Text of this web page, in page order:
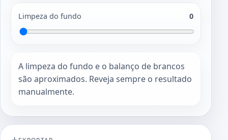
Limpeza do fundo 0
A limpeza do fundo e o balanço de brancos
são aproximados. Reveja sempre o resultado
manualmente.